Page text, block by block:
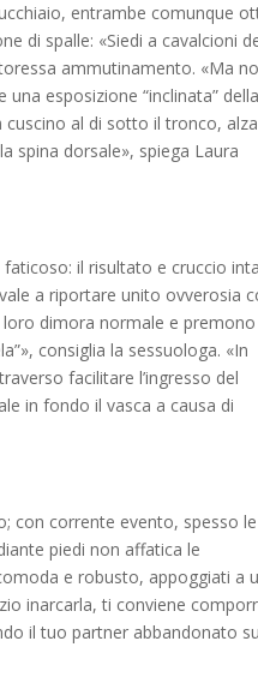
entrambe comunque
di spalle: «Siedi a cavalcioni
ammutinamento. «Ma
esposizione “inclinata” della
al di sotto il tronco,
spina dorsale», spiega Laura
il risultato e cruccio
a riportare unito ovverosia
loro dimora normale e premono
consiglia la sessuologa. «In
facilitare l’ingresso del
in fondo il vasca a causa di
con corrente evento, spesso le
piedi non affatica le
e robusto, appoggiati a
inarcarla, ti conviene
il tuo partner abbandonato